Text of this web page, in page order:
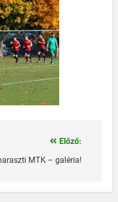
Előző:
MTK – galéria!